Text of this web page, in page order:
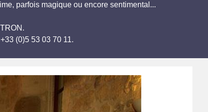
parfois magique ou encore sentimental...
(0)5 53 03 70 11.